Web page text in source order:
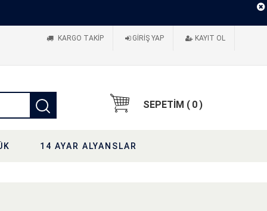
KARGO TAKIP GIRIŞ YAP KAYIT OL
SEPETİM ( 0)
14 AYAR ALYANSLAR